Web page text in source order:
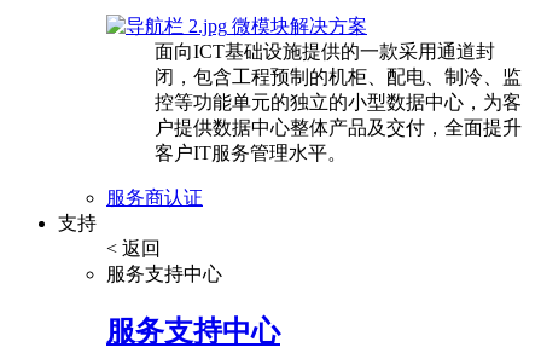
微模块解决方案
面向ICT基础设施提供的一款采用通道封
闭，包含工程预制的机柜、配电、制冷、监
控等功能单元的独立的小型数据中心，为客
户提供数据中心整体产品及交付，全面提升
客户IT服务管理水平。
服务商认证
支持
< 返回
服务支持中心
服务支持中心